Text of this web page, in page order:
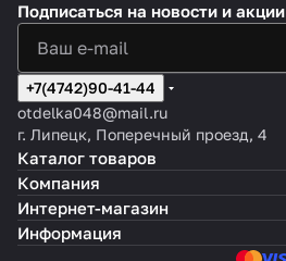
Подписаться на новости и акции
+7(4742)90-41-44
otdelka048@mail.ru
г. Липецк, Поперечный проезд, 4
Каталог товаров
Компания
Интернет-магазин
Информация